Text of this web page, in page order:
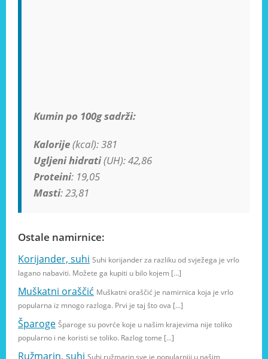
Kumin po 100g sadrži:
Kalorije(kcal): 381
Ugljeni hidrati(UH): 42,86
Proteini: 19,05
Masti: 23,81
Ostale namirnice:
Korijander, suhi Suhi korijander za razliku od svježega je vrlo
lagano nabaviti. Možete ga kupiti u bilo kojem […]
Muškatni oraščić Muškatni oraščić je namirnica koja je vrlo
popularna iz mnogo razloga. Prvi je taj što ova […]
Šparoge Šparoge su povrće koje u našim krajevima nije toliko
popularno i ne koristi se toliko. Razlog tome […]
Ružmarin, suhi Suhi ružmarin sve je popularniji u našim